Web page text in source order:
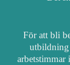
För att bli
utbildning
arbetstimmar